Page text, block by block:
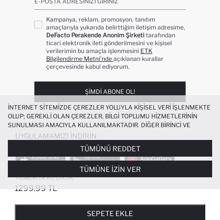
SU İTICI KAPÜŞONLU FERMUARLI
YAĞMURLUK KIZ ÇOCUK
1299.99 TL
SEPETE EKLE
Kampanya, reklam, promosyon, tanıtım
amaçlarıyla yukarıda belirttiğim iletişim adresime,
DeFacto Perakende Anonim Şirketi tarafından
ticari elektronik ileti gönderilmesini ve kişisel
verilerimin bu amaçla işlenmesini ETK
Bilgilendirme Metni’nde açıklanan kurallar
çerçevesinde kabul ediyorum.
ŞIMDI ABONE OL!
UYGULAMAMIZI İNDIRIN
POPÜLER KATEGORILER
KADIN BEYAZ TIŞÖRT
İNTERNET SITEMIZDE ÇEREZLER YOLUYLA KIŞISEL VERI IŞLENMEKTE
OLUP; GEREKLI OLAN ÇEREZLER, BILGI TOPLUMU HIZMETLERININ
SUNULMASI AMACIYLA KULLANILMAKTADIR. DIĞER BIRINCI VE
ÜÇÜNCÜ TARAF ÇEREZLER ISE SIZE DAHA IYI BIR ALIŞVERIŞ
DENEYIMI SUNULABILMESI, SITEMIZIN DAHA IŞLEVSEL KILINMASI VE
KIŞISELLEŞTIRMESI VE AÇIK RIZA VERMENIZ HALINDE, SIZLERE
YÖNELIK PAZARLAMA FAALIYETLERININ YAPILMASI AMAÇLARIYLA
SINIRLI OLARAK KULLANILACAKTIR. ÇEREZLERE DAIR TERCIHLERINIZI
ÇEREZ TERCIHLERIPANELI ARACILIĞIYLA HER ZAMAN YÖNETEBILIR,
ÇEREZLERLE ILGILI DAHA DETAYLI BILGIYE
TÜMÜNÜ REDDET
TÜMÜNE İZIN VER